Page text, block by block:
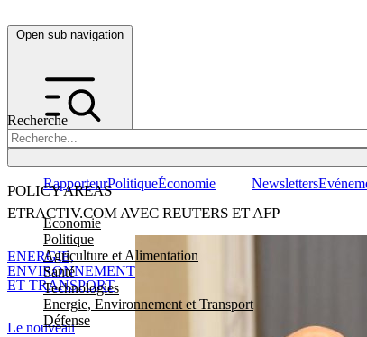
Open sub navigation
Recherche
POLICY AREAS
Economie
Politique
Agriculture et Alimentation
Santé
Technologies
Energie, Environnement et Transport
Défense
RapporteurPolitiqueÉconomie Newsletters
ETRACTIV.COM AVEC REUTERS ET AFP
Le nouveau
ENERGIE,
ENVIRONNEMENT
ET TRANSPORT